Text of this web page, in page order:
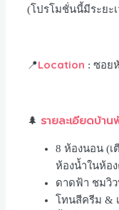
(โปรโมชั่นนี้มีระยะ
📍Location : ซอย
🌲 รายละเอียดบ้าน
8 ห้องนอน (เ
ห้องน้ำในห้อง
ดาดฟ้า ชมวิว
โทนสีครีม &